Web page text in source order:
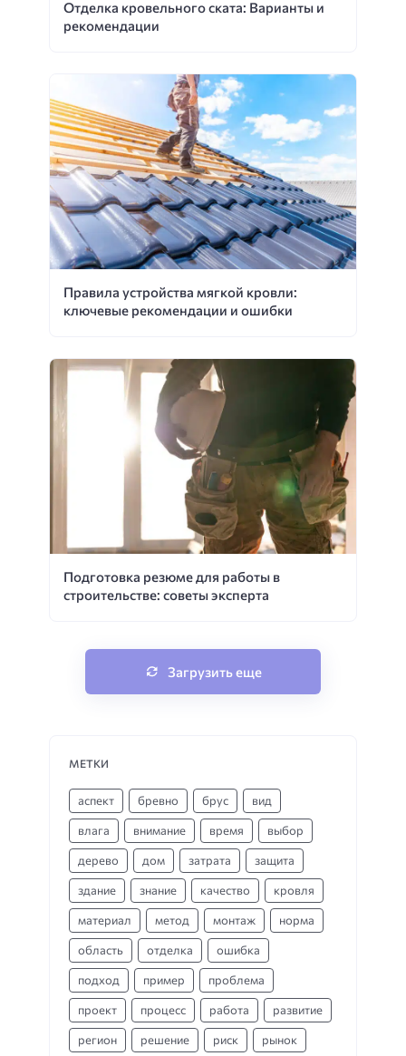
Отделка кровельного ската: Варианты и
рекомендации
Правила устройства мягкой кровли:
ключевые рекомендации и ошибки
Подготовка резюме для работы в
строительстве: советы эксперта
Загрузить еще
МЕТКИ
аспект бревно брус вид
влага внимание время выбор
дерево дом затрата защита
здание знание качество кровля
материал метод монтаж норма
область отделка ошибка
подход пример проблема
проект процесс работа развитие
регион решение риск рынок